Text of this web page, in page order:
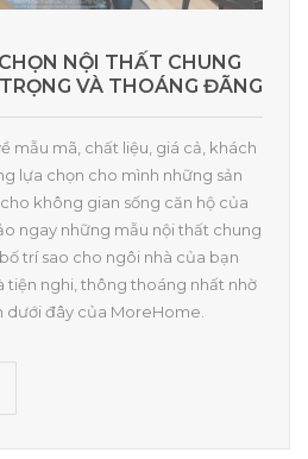
NỘI THẤT CHUNG
VÀ THOÁNG ĐÃNG
mẫu mã, chất liệu, giá cả, khách
lựa chọn cho mình những sản
không gian sống căn hộ của
ngay những mẫu nội thất chung
trí sao cho ngôi nhà của bạn
tiện nghi, thông thoáng nhất nhờ
dưới đây của MoreHome.